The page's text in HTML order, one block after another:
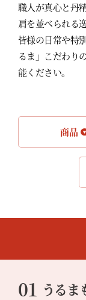
職人が真心と丹
肩を並べられる
皆様の日常や特
るま」こだわり
能ください。
商品
01 うるま